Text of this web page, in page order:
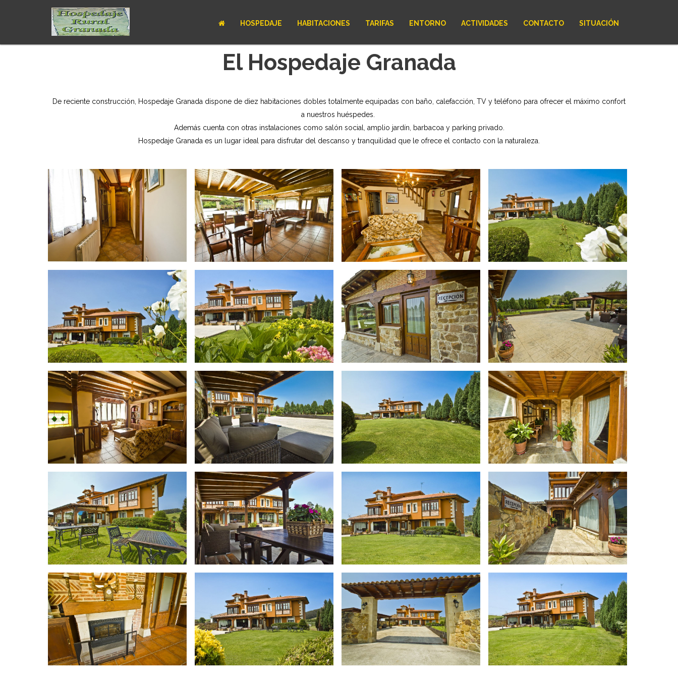
HOSPEDAJE HABITACIONES TARIFAS ENTORNO ACTIVIDADES CONTACTO SITUACIÓN
El Hospedaje Granada
De reciente construcción, Hospedaje Granada dispone de diez habitaciones dobles totalmente equipadas con baño, calefacción, TV y teléfono para ofrecer el máximo confort
a nuestros huéspedes.
Además cuenta con otras instalaciones como salón social, amplio jardín, barbacoa y parking privado.
Hospedaje Granada es un lugar ideal para disfrutar del descanso y tranquilidad que le ofrece el contacto con la naturaleza.